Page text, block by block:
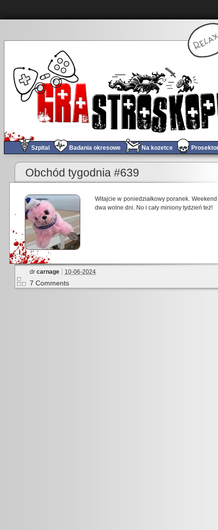
Szpital Badania okresowe Na kozetce
Obchód tygodnia #639
Witajcie w poniedziałkowy poranek.
dwa wolne dni. No i cały miniony tydzień też!
dr carnage 10-06-2024
7 Comments